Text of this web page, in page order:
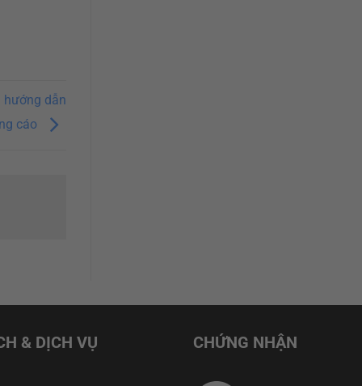
hướng dẫn
cáo
& DỊCH VỤ CHỨNG NHẬN